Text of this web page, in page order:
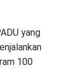
yang
100